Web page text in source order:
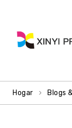
Hogar > Blogs